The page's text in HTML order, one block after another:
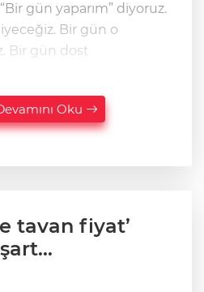
Bir gün o
Bir gün dost
Oku
tavan fiyat’